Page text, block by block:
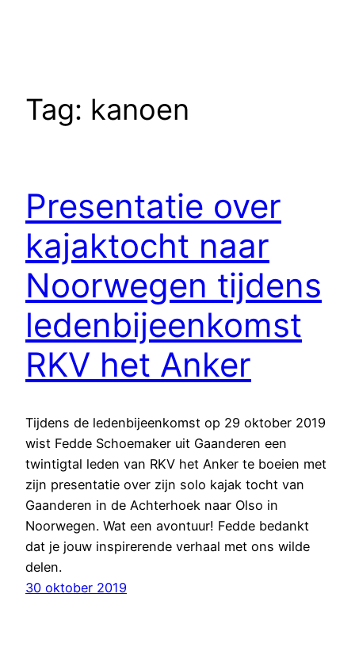
Tag: kanoen
Presentatie over
kajaktocht naar
Noorwegen tijdens
ledenbijeenkomst
RKV het Anker
Tijdens de ledenbijeenkomst op 29 oktober 2019
wist Fedde Schoemaker uit Gaanderen een
twintigtal leden van RKV het Anker te boeien met
zijn presentatie over zijn solo kajak tocht van
Gaanderen in de Achterhoek naar Olso in
Noorwegen. Wat een avontuur! Fedde bedankt
dat je jouw inspirerende verhaal met ons wilde
delen.
30 oktober 2019